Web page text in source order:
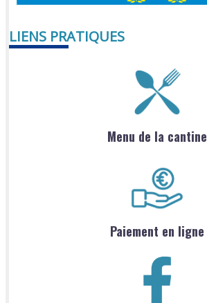
LIENS PRATIQUES
Menu de la cantine
Paiement en ligne